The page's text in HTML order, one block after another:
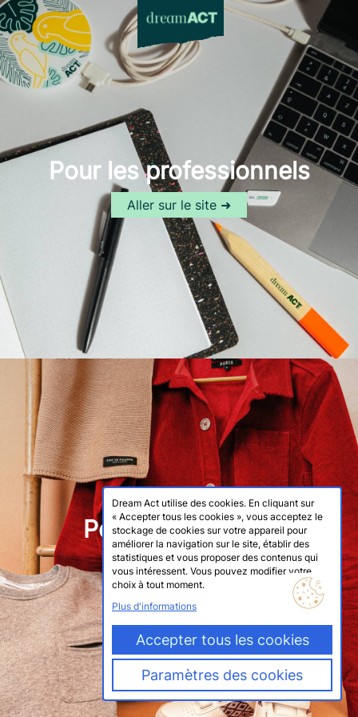
Pour les professionnels
Aller sur le site ➜
Pour les citoyens
Aller sur le site ➜
A PROPOS
-
PRATIQUE
NOS GAGES D'EXIGENCE
Dream Act utilise des cookies. En cliquant sur
« Accepter tous les cookies », vous acceptez le
stockage de cookies sur votre appareil pour
améliorer la navigation sur le site, établir des
statistiques et vous proposer des contenus qui
vous intéressent. Vous pouvez modifier votre
choix à tout moment.
Plus d'informations
Accepter tous les cookies
Paramètres des cookies